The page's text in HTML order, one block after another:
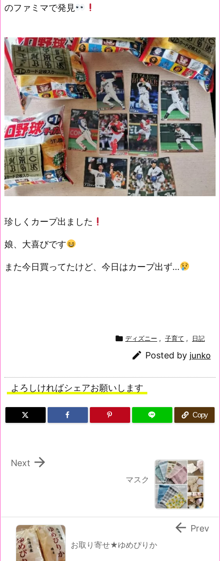
のファミマで発見
珍しくカープ出ました
娘、大喜びです
また今日買ってたけど、今日はカープ出ず…
 ディズニー , 子育て , 日記
 Posted by junko
よろしければシェアお願いします
Copy
マスク

Next
お取り寄せ★ゆめぴりか
 Prev